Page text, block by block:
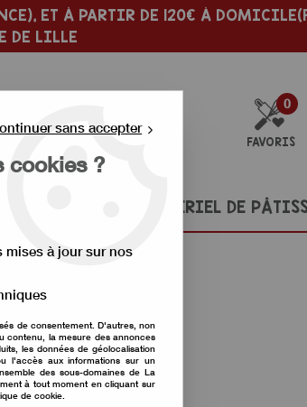
ET À PARTIR DE 120€ À
DE LILLE
0
FAVORIS
MATÉRIEL DE
en inox
à donner votre avis !
sans accepter
cookies ?
mises à jour sur nos
de consentement. D'autres, non
contenu, la mesure des annonces
les données de géolocalisation
l'accès aux informations sur un
des sous-domaines de La
à tout moment en cliquant sur
de cookie.